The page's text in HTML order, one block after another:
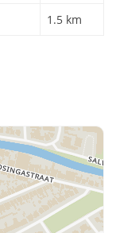
1.5 km